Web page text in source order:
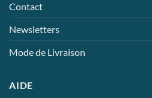
Contact
Newsletters
Mode de Livraison
AIDE